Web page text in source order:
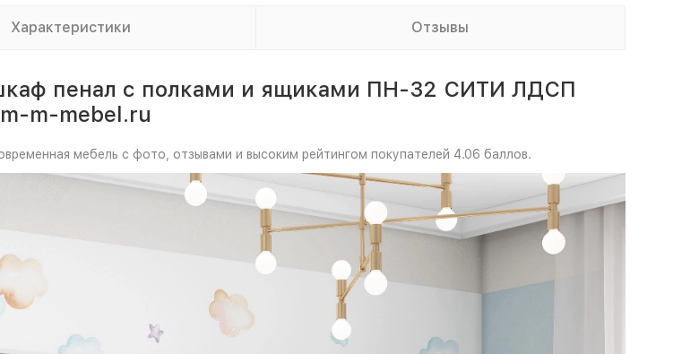
Характеристики Отзывы
пенал с полками и ящиками ПН-32 СИТИ ЛДСП
m-mebel.ru
мебель с фото, отзывами и высоким рейтингом покупателей 4.06 баллов.